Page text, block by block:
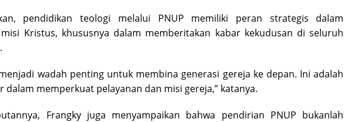
pendidikan teologi melalui PNUP memiliki peran strategis dalam
Kristus, khususnya dalam memberitakan kabar kekudusan di seluruh
wadah penting untuk membina generasi gereja ke depan. Ini adalah
dalam memperkuat pelayanan dan misi gereja,” katanya.
Frangky juga menyampaikan bahwa pendirian PNUP bukanlah